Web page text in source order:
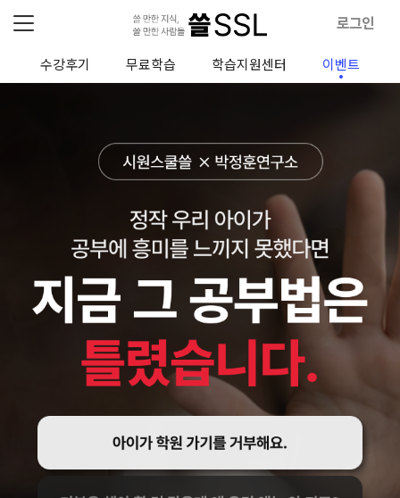
로그인
수강후기 무료학습 학습지원센터 이벤트